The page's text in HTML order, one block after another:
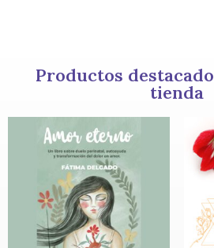
Productos
tienda